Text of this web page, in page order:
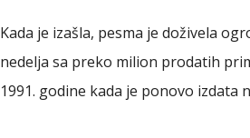
Kada je izašla, pesma je doživela
nedelja sa preko milion prodatih
1991. godine kada je ponovo izdata